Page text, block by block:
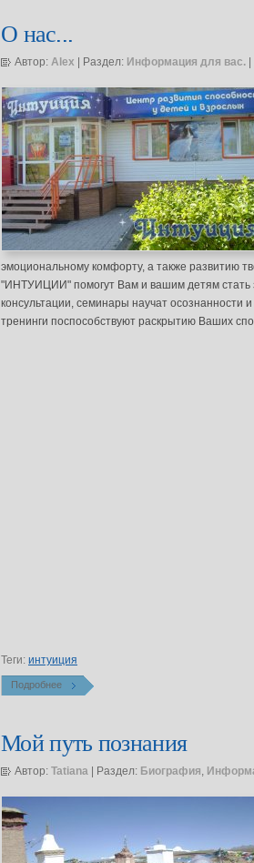
О нас...
Автор: Alex | Раздел: Информация для вас.
эмоциональному комфорту, а также развитию
"ИНТУИЦИИ" помогут Вам и вашим детям
консультации, семинары научат
тренинги поспособствуют раскрытию Ваших
Теги: интуиция
Подробнее
Мой путь познания
Автор: Tatiana | Раздел: Биография,